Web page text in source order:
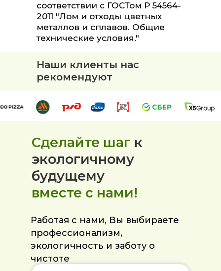
соответствии с ГОСТом Р 54564-
2011 "Лом и отходы цветных
металлов и сплавов. Общие
технические условия."
Наши клиенты нас
рекомендуют
Сделайте шаг к
экологичному
будущему
вместе с нами!
Работая с нами, Вы выбираете
профессионализм,
экологичность и заботу о
чистоте